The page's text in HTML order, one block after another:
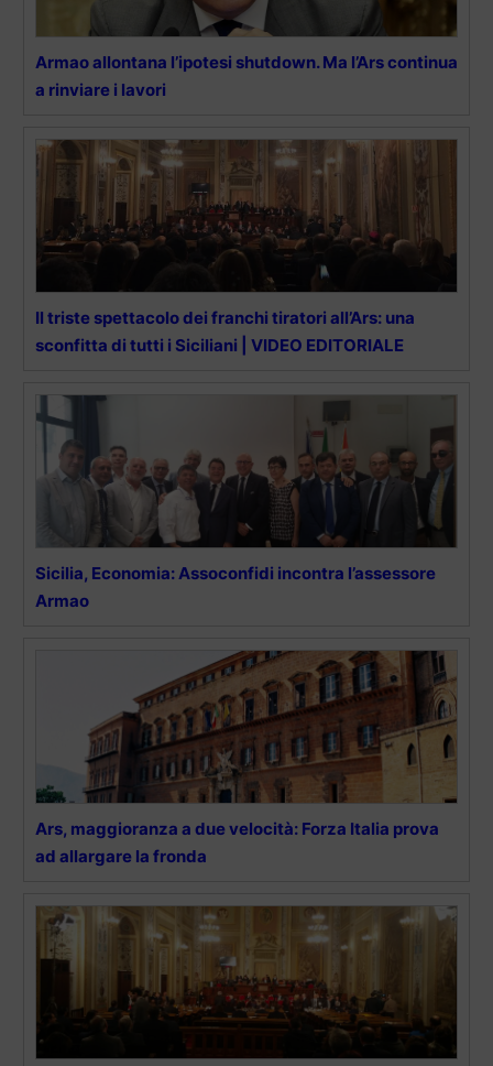
Armao allontana l’ipotesi shutdown. Ma l’Ars continua
a rinviare i lavori
Il triste spettacolo dei franchi tiratori all’Ars: una
sconfitta di tutti i Siciliani | VIDEO EDITORIALE
Sicilia, Economia: Assoconfidi incontra l’assessore
Armao
Ars, maggioranza a due velocità: Forza Italia prova
ad allargare la fronda